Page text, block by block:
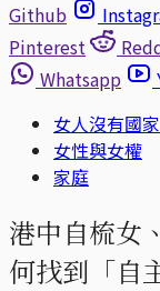
Github
Pinterest
Whatsapp
女人沒有國
女性與女權
家庭
港中自梳女
何找到「自